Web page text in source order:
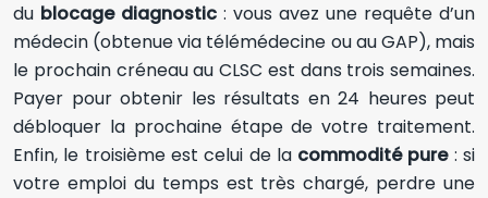
du blocage diagnostic : vous avez une requête d’un
médecin (obtenue via télémédecine ou au GAP), mais
le prochain créneau au CLSC est dans trois semaines.
Payer pour obtenir les résultats en 24 heures peut
débloquer la prochaine étape de votre traitement.
Enfin, le troisième est celui de la commodité pure: si
votre emploi du temps est très chargé, perdre une